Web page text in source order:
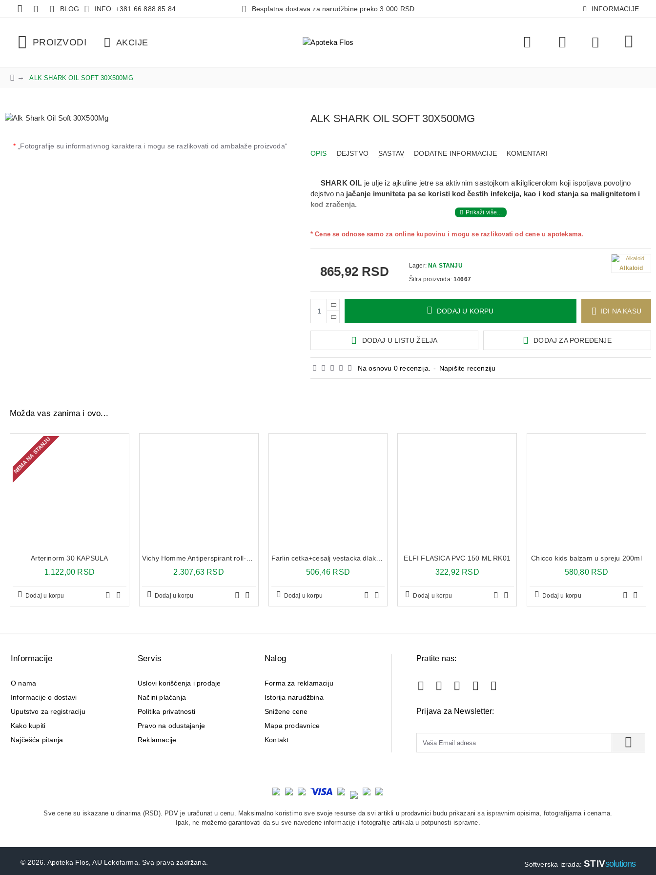
BLOG INFO: +381 66 888 85 84 Besplatna dostava za narudžbine preko 3.000 RSD INFORMACIJE
PROIZVODI AKCIJE
ALK SHARK OIL SOFT 30X500MG
*„Fotografije su informativnog karaktera i mogu se razlikovati od ambalaže proizvoda“
ALK SHARK OIL SOFT 30X500MG
OPIS DEJSTVO SASTAV DODATNE INFORMACIJE KOMENTARI
SHARK OIL je ulje iz ajkuline jetre sa aktivnim sastojkom alkilglicerolom koji ispoljava povoljno
dejstvo najačanje imuniteta pa se koristi kod čestih infekcija, kao i kod stanja sa malignitetom i
kod zračenja.
Na osnovu 0 recenzija. - Napišite recenziju
* Cene se odnose samo za online kupovinu i mogu se razlikovati od cene u apotekama.
865,92 RSD Lager: NA STANJU
Šifra proizvoda: 14667
Alkaloid
DODAJ U KORPU IDI NA KASU
DODAJ U LISTU ŽELJA DODAJ ZA POREĐENJE
Možda vas zanima i ovo...
NEMA NA STANJU
Arterinorm 30 KAPSULA
1.122,00 RSD
Dodaj u korpu
2.307,63 RSD
Dodaj u korpu
506,46 RSD
Dodaj u korpu
ELFI FLASICA PVC 150 ML RK01
322,92 RSD
Dodaj u korpu
Chicco kids balzam u spreju 200ml
580,80 RSD
Dodaj u korpu
Informacije
O nama
Informacije o dostavi
Uputstvo za registraciju
Kako kupiti
Najčešća pitanja
Servis
Uslovi korišćenja i prodaje
Načini plaćanja
Politika privatnosti
Pravo na odustajanje
Reklamacije
Nalog
Forma za reklamaciju
Istorija narudžbina
Snižene cene
Mapa prodavnice
Kontakt
Pratite nas:
Prijava za Newsletter:
Sve cene su iskazane u dinarima (RSD). PDV je uračunat u cenu. Maksimalno koristimo sve svoje resurse da svi artikli u prodavnici budu prikazani sa ispravnim opisima, fotografijama i cenama.
Ipak, ne možemo garantovati da su sve navedene informacije i fotografije artikala u potpunosti ispravne.
© 2026. Apoteka Flos, AU Lekofarma. Sva prava zadržana. Softverska izrada:STIVsolutions